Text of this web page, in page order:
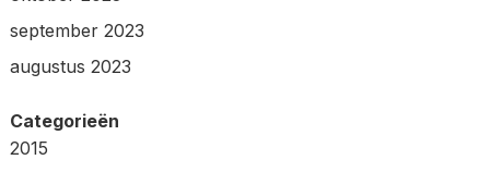
september 2023
augustus 2023
Categorieën
2015